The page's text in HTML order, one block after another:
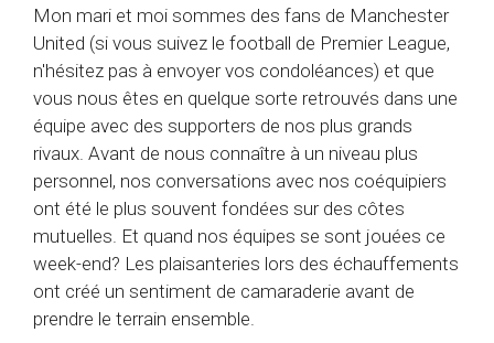
Mon mari et moi sommes des fans de Manchester
United (si vous suivez le football de Premier League,
n'hésitez pas à envoyer vos condoléances) et que
vous nous êtes en quelque sorte retrouvés dans une
équipe avec des supporters de nos plus grands
rivaux. Avant de nous connaître à un niveau plus
personnel, nos conversations avec nos coéquipiers
ont été le plus souvent fondées sur des côtes
mutuelles. Et quand nos équipes se sont jouées ce
week-end? Les plaisanteries lors des échauffements
ont créé un sentiment de camaraderie avant de
prendre le terrain ensemble.